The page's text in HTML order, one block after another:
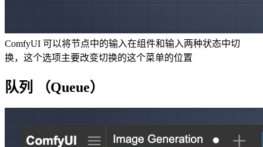
ComfyUI 可以将节点中的输入在组件和输入两种状态中切
换，这个选项主要改变切换的这个菜单的位置
队列 （Queue）